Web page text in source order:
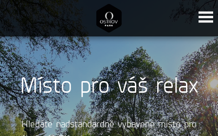
Místo pro váš relax
Hledáte nadstandardně vybavené místo pro